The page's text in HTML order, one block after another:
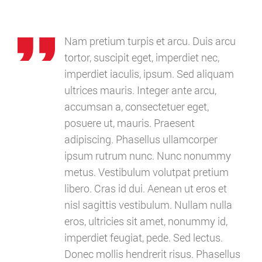
Nam pretium turpis et arcu. Duis arcu
tortor, suscipit eget, imperdiet nec,
imperdiet iaculis, ipsum. Sed aliquam
ultrices mauris. Integer ante arcu,
accumsan a, consectetuer eget,
posuere ut, mauris. Praesent
adipiscing. Phasellus ullamcorper
ipsum rutrum nunc. Nunc nonummy
metus. Vestibulum volutpat pretium
libero. Cras id dui. Aenean ut eros et
nisl sagittis vestibulum. Nullam nulla
eros, ultricies sit amet, nonummy id,
imperdiet feugiat, pede. Sed lectus.
Donec mollis hendrerit risus. Phasellus